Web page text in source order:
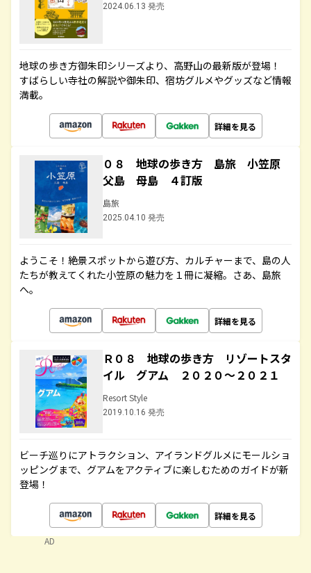
2024.06.13 発売
地球の歩き方御朱印シリーズより、高野山の最新版が登場！
すばらしい寺社の解説や御朱印、宿坊グルメやグッズなど情報
満載。
詳細を見る
０８ 地球の歩き方 島旅 小笠原
父島 母島 ４訂版
島旅
2025.04.10 発売
ようこそ！絶景スポットから遊び方、カルチャーまで、島の人
たちが教えてくれた小笠原の魅力を１冊に凝縮。さあ、島旅
へ。
詳細を見る
Ｒ０８ 地球の歩き方 リゾートスタ
イル グアム ２０２０～２０２１
Resort Style
2019.10.16 発売
ビーチ巡りにアトラクション、アイランドグルメにモールショ
ッピングまで、グアムをアクティブに楽しむためのガイドが新
登場！
詳細を見る
AD